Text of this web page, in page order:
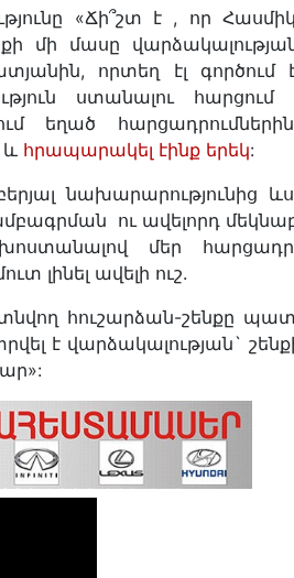
«Ճի՞շտ է , որ
մի մասը
որտեղ էլ գործում
ստանալու հարցում
եղած հարցադրումներին
և հրապարակել էինք երեկ:
նախարարությունից
ու ավելորդ
խոստանալով մեր
լինել ավելի ուշ.
հուշարձան-շենքը
է վարձակալության`